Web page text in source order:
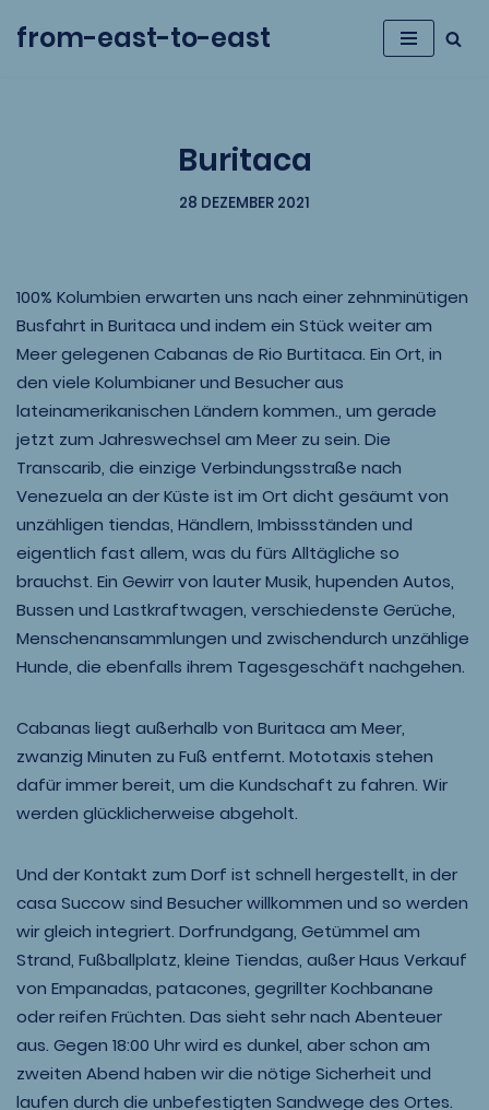
from-east-to-east
Buritaca
28 DEZEMBER 2021
100% Kolumbien erwarten uns nach einer zehnminütigen
Busfahrt in Buritaca und indem ein Stück weiter am
Meer gelegenen Cabanas de Rio Burtitaca. Ein Ort, in
den viele Kolumbianer und Besucher aus
lateinamerikanischen Ländern kommen., um gerade
jetzt zum Jahreswechsel am Meer zu sein. Die
Transcarib, die einzige Verbindungsstraße nach
Venezuela an der Küste ist im Ort dicht gesäumt von
unzähligen tiendas, Händlern, Imbissständen und
eigentlich fast allem, was du fürs Alltägliche so
brauchst. Ein Gewirr von lauter Musik, hupenden Autos,
Bussen und Lastkraftwagen, verschiedenste Gerüche,
Menschenansammlungen und zwischendurch unzählige
Hunde, die ebenfalls ihrem Tagesgeschäft nachgehen.
Cabanas liegt außerhalb von Buritaca am Meer,
zwanzig Minuten zu Fuß entfernt. Mototaxis stehen
dafür immer bereit, um die Kundschaft zu fahren. Wir
werden glücklicherweise abgeholt.
Und der Kontakt zum Dorf ist schnell hergestellt, in der
casa Succow sind Besucher willkommen und so werden
wir gleich integriert. Dorfrundgang, Getümmel am
Strand, Fußballplatz, kleine Tiendas, außer Haus Verkauf
von Empanadas, patacones, gegrillter Kochbanane
oder reifen Früchten. Das sieht sehr nach Abenteuer
aus. Gegen 18:00 Uhr wird es dunkel, aber schon am
zweiten Abend haben wir die nötige Sicherheit und
laufen durch die unbefestigten Sandwege des Ortes.